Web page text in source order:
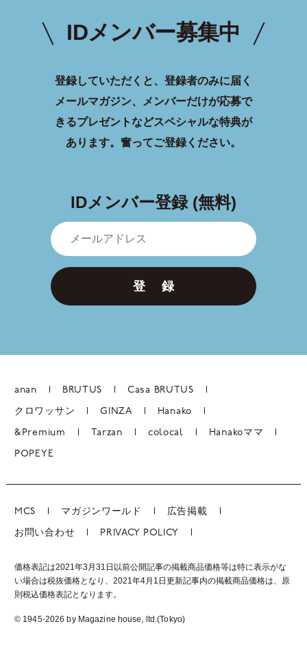
IDメンバー募集中
登録していただくと、登録者のみに届く
メールマガジン、メンバーだけが応募で
きるプレゼントなどスペシャルな特典が
あります。 奮ってご登録ください。
IDメンバー登録 (無料)
登 録
anan BRUTUS Casa BRUTUS
クロワッサン GINZA Hanako
&Premium Tarzan colocal Hanakoママ
POPEYE
MCS マガジンワールド 広告掲載
お問い合わせ PRIVACY POLICY
価格表記は2021年3月31日以前公開記事の掲載商品価格等は特に表示がな
い場合は税抜価格となり、2021年4月1日更新記事内の掲載商品価格は、 原
則税込価格表記となります。
© 1945-2026 by Magazine house, ltd.(Tokyo)